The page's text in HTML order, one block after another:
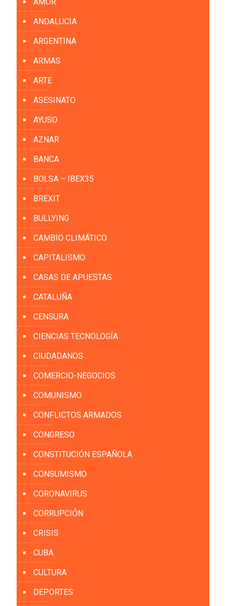
ANDALUCIA
ARGENTINA
ARMAS
ARTE
ASESINATO
AYUSO
AZNAR
BANCA
BOLSA – IBEX35
BREXIT
BULLYING
CAMBIO CLIMÁTICO
CAPITALISMO
CASAS DE APUESTAS
CATALUÑA
CENSURA
CIENCIAS TECNOLOGÍA
CIUDADANOS
COMERCIO-NEGOCIOS
COMUNISMO
CONFLICTOS ARMADOS
CONGRESO
CONSTITUCIÓN ESPAÑOLA
CONSUMISMO
CORONAVIRUS
CORRUPCIÓN
CRISIS
CUBA
CULTURA
DEPORTES